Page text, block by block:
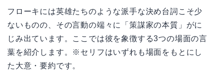
フローキには英雄たちのような派手な決め台詞こそ少
ないものの、その言動の端々に「策謀家の本質」がに
じみ出ています。ここでは彼を象徴する3つの場面の言
葉を紹介します。※セリフはいずれも場面をもとにし
た大意・要約です。